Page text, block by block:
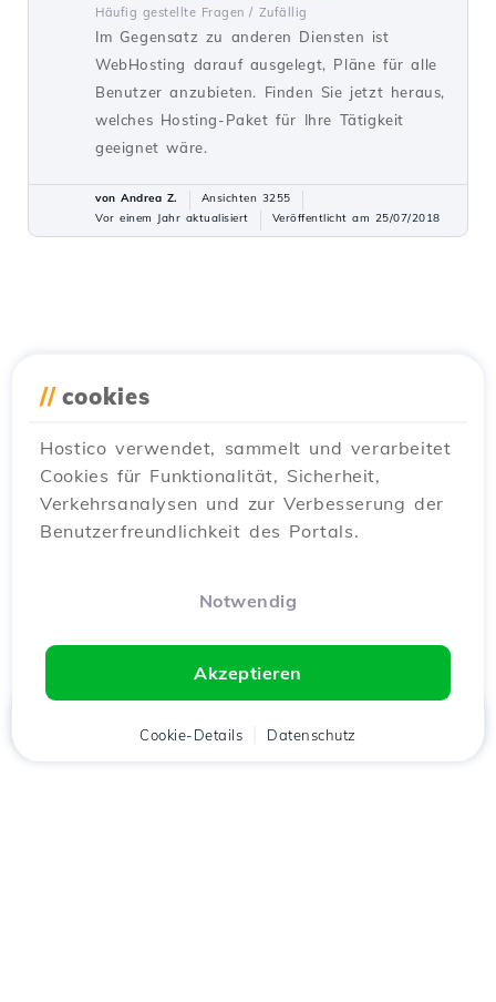
Häufig gestellte Fragen / Zufällig
Im Gegensatz zu anderen Diensten ist
WebHosting darauf ausgelegt, Pläne für alle
Benutzer anzubieten. Finden Sie jetzt heraus,
welches Hosting-Paket für Ihre Tätigkeit
geeignet wäre.
von Andrea Z.
Ansichten 3255
Vor einem Jahr aktualisiert
Veröffentlicht am 25/07/2018
// cookies
Hostico verwendet, sammelt und verarbeitet
Cookies für Funktionalität, Sicherheit,
Verkehrsanalysen und zur Verbesserung der
Benutzerfreundlichkeit des Portals.
Notwendig
Akzeptieren
Cookie-Details Datenschutz
Kunde Warenkorb Chat